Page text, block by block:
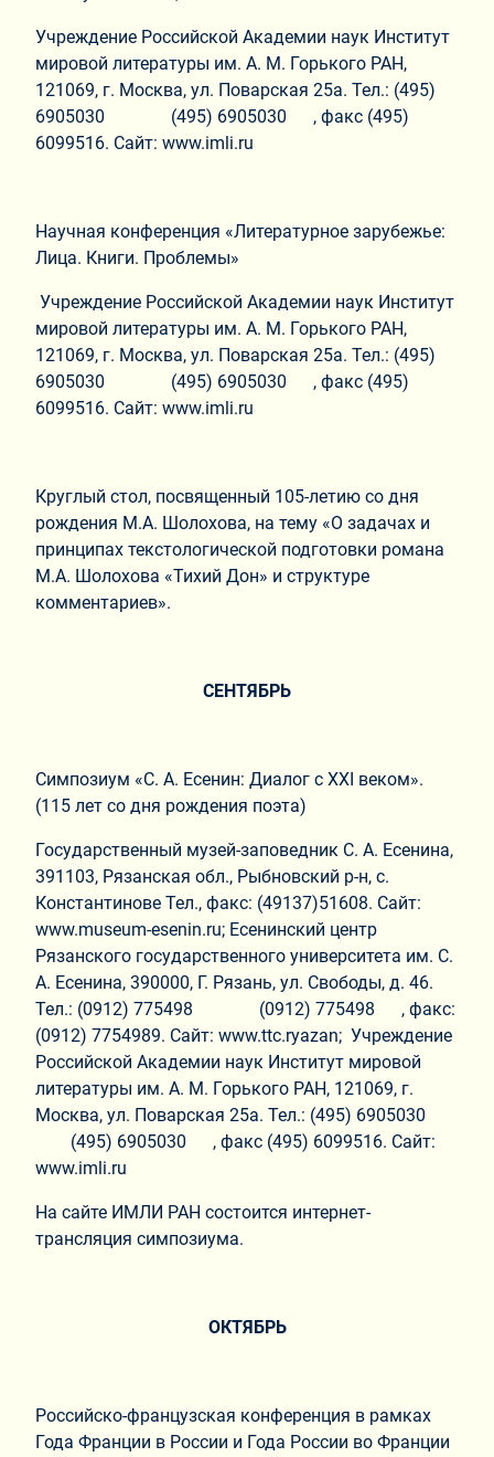
Учреждение Российской Академии наук Институт
мировой литературы им. А. М. Горького РАН,
121069, г. Москва, ул. Поварская 25а. Тел.: (495)
6905030 (495) 6905030 , факс (495)
6099516. Сайт: www.imli.ru
Научная конференция «Литературное зарубежье:
Лица. Книги. Проблемы»
Учреждение Российской Академии наук Институт
мировой литературы им. А. М. Горького РАН,
121069, г. Москва, ул. Поварская 25а. Тел.: (495)
6905030 (495) 6905030 , факс (495)
6099516. Сайт: www.imli.ru
Круглый стол, посвященный 105-летию со дня
рождения М.А. Шолохова, на тему «О задачах и
принципах текстологической подготовки романа
М.А. Шолохова «Тихий Дон» и структуре
комментариев».
СЕНТЯБРЬ
Симпозиум «С. А. Есенин: Диалог с XXI веком».
(115 лет со дня рождения поэта)
Государственный музей-заповедник С. А. Есенина,
391103, Рязанская обл., Рыбновский р-н, с.
Константинове Тел., факс: (49137)51608. Сайт:
www.museum-esenin.ru; Есенинский центр
Рязанского государственного университета им. С.
А. Есенина, 390000, Г. Рязань, ул. Свободы, д. 46.
Тел.: (0912) 775498 (0912) 775498 , факс:
(0912) 7754989. Сайт: www.ttc.ryazan; Учреждение
Российской Академии наук Институт мировой
литературы им. А. М. Горького РАН, 121069, г.
Москва, ул. Поварская 25а. Тел.: (495) 6905030
(495) 6905030 , факс (495) 6099516. Сайт:
www.imli.ru
На сайте ИМЛИ РАН состоится интернет-
трансляция симпозиума.
ОКТЯБРЬ
Российско-французская конференция в рамках
Года Франции в России и Года России во Франции